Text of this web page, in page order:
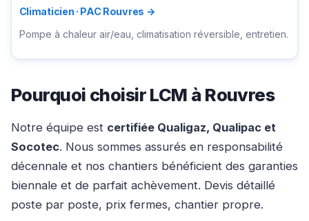
Climaticien · PAC Rouvres →
Pompe à chaleur air/eau, climatisation réversible, entretien.
Pourquoi choisir LCM à Rouvres
Notre équipe est certifiée Qualigaz, Qualipac et
Socotec. Nous sommes assurés en responsabilité
décennale et nos chantiers bénéficient des garanties
biennale et de parfait achèvement. Devis détaillé
poste par poste, prix fermes, chantier propre.